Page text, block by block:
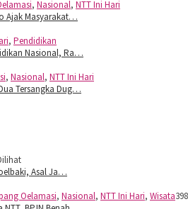
, Nasional, NTT Ini Hari
Ajak Masyarakat…
, Pendidikan
Nasional, Ra…
, Nasional, NTT Ini Hari
Tersangka Dug…
Asal Ja…
Oelamasi, Nasional, NTT Ini Hari, Wisata